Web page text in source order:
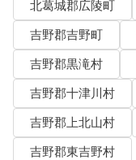
北葛城郡広陵町
吉野郡吉野町
吉野郡黒滝村
吉野郡十津川村
吉野郡上北山村
吉野郡東吉野村